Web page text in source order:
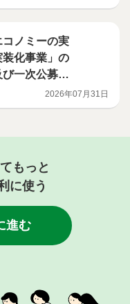
検知機等の
コノミーの実
化事業」の
一次公募の
2026年07月31日
もっと
に使う
進む